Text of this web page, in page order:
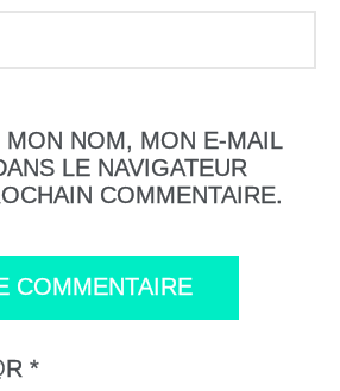
MON NOM, MON E-MAIL
LE NAVIGATEUR
COMMENTAIRE.
*